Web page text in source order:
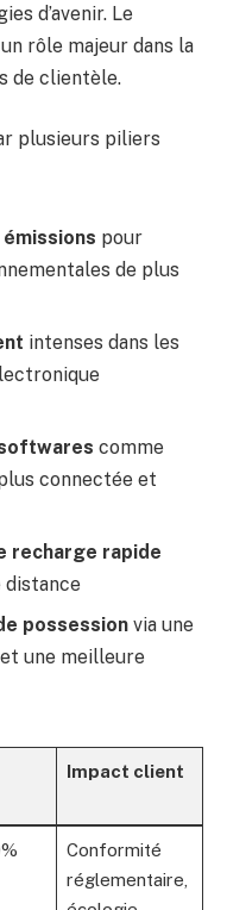
d’avenir. Le
rôle majeur dans la
de clientèle.
plusieurs piliers
pour
de plus
intenses dans les
comme
connectée et
recharge rapide
possession via une
une meilleure
Impact client
Conformité
réglementaire,